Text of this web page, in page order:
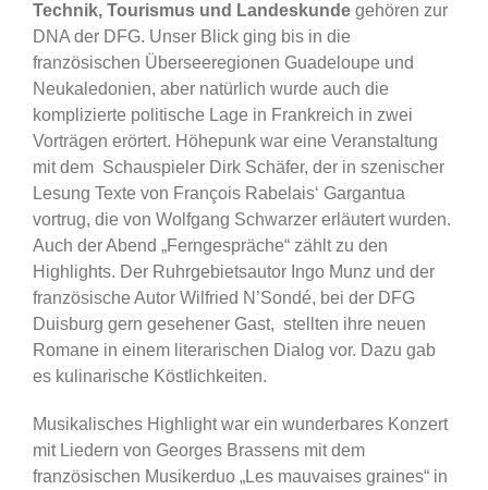
Technik, Tourismus und Landeskundegehören zur
DNA der DFG. Unser Blick ging bis in die
französischen Überseeregionen Guadeloupe und
Neukaledonien, aber natürlich wurde auch die
komplizierte politische Lage in Frankreich in zwei
Vorträgen erörtert. Höhepunk war eine Veranstaltung
mit dem Schauspieler Dirk Schäfer, der in szenischer
Lesung Texte von François Rabelais‘ Gargantua
vortrug, die von Wolfgang Schwarzer erläutert wurden.
Auch der Abend „Ferngespräche“ zählt zu den
Highlights. Der Ruhrgebietsautor Ingo Munz und der
französische Autor Wilfried N’Sondé, bei der DFG
Duisburg gern gesehener Gast, stellten ihre neuen
Romane in einem literarischen Dialog vor. Dazu gab
es kulinarische Köstlichkeiten.
Musikalisches Highlight war ein wunderbares Konzert
mit Liedern von Georges Brassens mit dem
französischen Musikerduo „Les mauvaises graines“ in